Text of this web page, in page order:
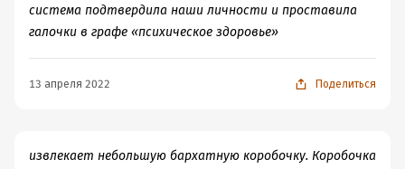
система подтвердила наши личности и проставила
галочки в графе «психическое здоровье»
13 апреля 2022 Поделиться
извлекает небольшую бархатную коробочку. Коробочка